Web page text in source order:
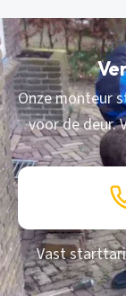
Onze monteur
voor de deur.
Vast